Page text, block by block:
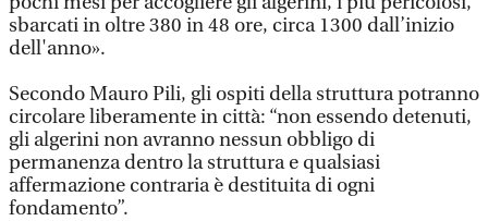
sbarcati in oltre 380 in 48 ore, circa 1300 dall’inizio
dell'anno».
Secondo Mauro Pili, gli ospiti della struttura potranno
circolare liberamente in città: “non essendo detenuti,
gli algerini non avranno nessun obbligo di
permanenza dentro la struttura e qualsiasi
affermazione contraria è destituita di ogni
fondamento”.